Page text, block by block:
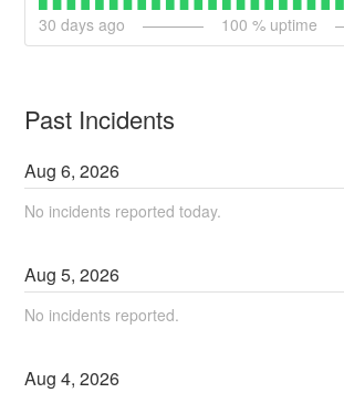
30 days ago 100 % uptime
Past Incidents
Aug6,2026
No incidents reported today.
Aug5,2026
No incidents reported.
Aug4,2026